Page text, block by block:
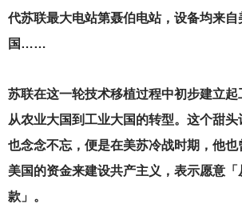
代苏联最大电站第聂伯电站，设备均来自
国……
苏联在这一轮技术移植过程中初步建立起
从农业大国到工业大国的转型。这个甜
也念念不忘，便是在美苏冷战时期，他也
美国的资金来建设共产主义，表示愿意
款」。